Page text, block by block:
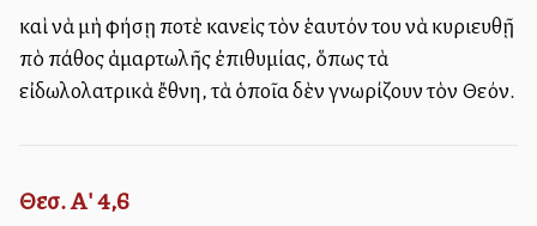
καὶ νὰ μὴ ἀφήσῃ ποτὲ κανεὶς τὸν ἑαυτόν του νὰ κυριευθῇ
ἀπὸ πάθος ἁμαρτωλῆς ἐπιθυμίας, ὅπως τὰ
εἰδωλολατρικὰ ἔθνη, τὰ ὁποῖα δὲν γνωρίζουν τὸν Θεόν.
Θεσ. Α' 4,6